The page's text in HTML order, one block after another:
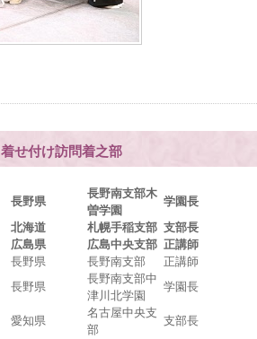
着せ付け訪問着之部
長野県
長野南支部木
曽学園
学園長
北海道 札幌手稲支部 支部長
広島県 広島中央支部 正講師
長野県 長野南支部
正講師
長野県
長野南支部中
津川北学園
学園長
愛知県
名古屋中央支
部
支部長